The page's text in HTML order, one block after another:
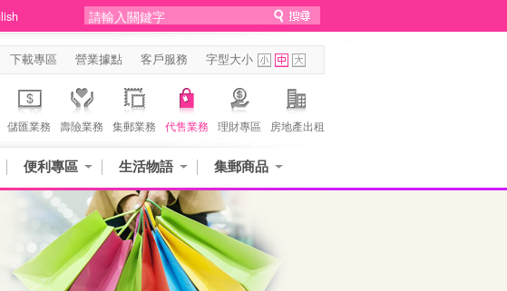
下載專區 營業據點 客戶服務 字型大小
儲匯業務 壽險業務 集郵業務 代售業務 理財專區 房地產出租
便利專區 生活物語 集郵商品